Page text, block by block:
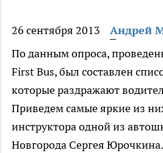
26 сентября 2013
Андрей
По данным опроса,
First Bus, был составлен
которые раздражают
Приведем самые яркие из
инструктора одной из
Новгорода Сергея Юрочкина.